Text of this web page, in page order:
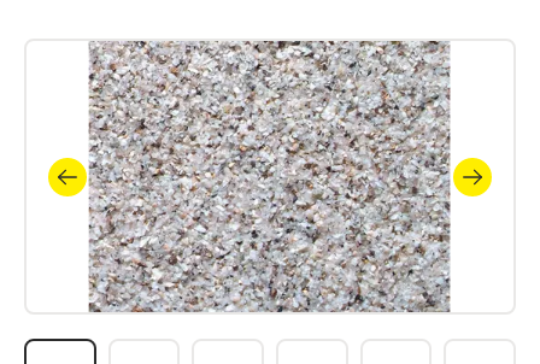
Bildergalerie überspringen